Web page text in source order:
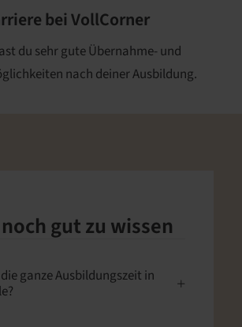
bei VollCorner
du sehr gute Übernahme- und
nach deiner Ausbildung.
gut zu wissen
ganze Ausbildungszeit in